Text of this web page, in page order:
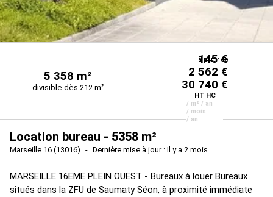
5 358 m²
divisible dès 212 m²
145 €
à partir de
2 562 €
à partir de
30 740 €
HT HC
/ m² / an
/ mois
/ an
Location bureau - 5358 m²
Marseille 16 (13016) Dernière mise à jour : Il y a 2 mois
MARSEILLE 16EME PLEIN OUEST - Bureaux à louer Bureaux
situés dans la ZFU de Saumaty Séon, à proximité immédiate